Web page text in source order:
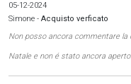
05-12-2024
Simone - Acquisto verficato
Non posso ancora commentare la
Natale e non é stato ancora aperto.